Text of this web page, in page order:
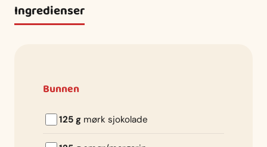
Ingredienser
Bunnen
125 g mørk sjokolade